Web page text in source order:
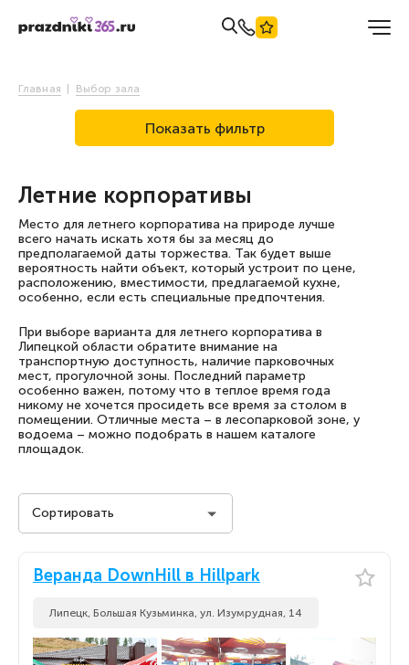
Показать фильтр
Главная Выбор зала
Летние корпоративы
Место для летнего корпоратива на природе лучше
всего начать искать хотя бы за месяц до
предполагаемой даты торжества. Так будет выше
вероятность найти объект, который устроит по цене,
расположению, вместимости, предлагаемой кухне,
особенно, если есть специальные предпочтения.
При выборе варианта для летнего корпоратива в
Липецкой области обратите внимание на
транспортную доступность, наличие парковочных
мест, прогулочной зоны. Последний параметр
особенно важен, потому что в теплое время года
никому не хочется просидеть все время за столом в
помещении. Отличные места – в лесопарковой зоне, у
водоема – можно подобрать в нашем каталоге
площадок.
Сортировать
Стоимость на человека
По новизне
Веранда DownHill в Hillpark
Липецк, Большая Кузьминка, ул. Изумрудная, 14